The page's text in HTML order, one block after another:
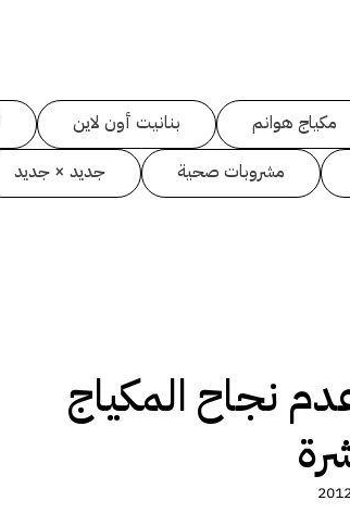
مكياج هوانم بنانيت أون لاين
مشروبات صحية جديد × جديد
نجاح المكياج